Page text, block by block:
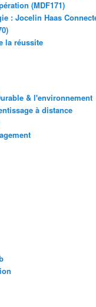
(MDF171)
: Jocelin Haas
la réussite
& l'environnement
à distance